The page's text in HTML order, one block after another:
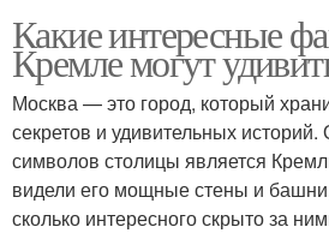
Какие интересные
Кремле могут
Москва — это город, который
секретов и удивительных
символов столицы является
видели его мощные стены и
сколько интересного скрыто за